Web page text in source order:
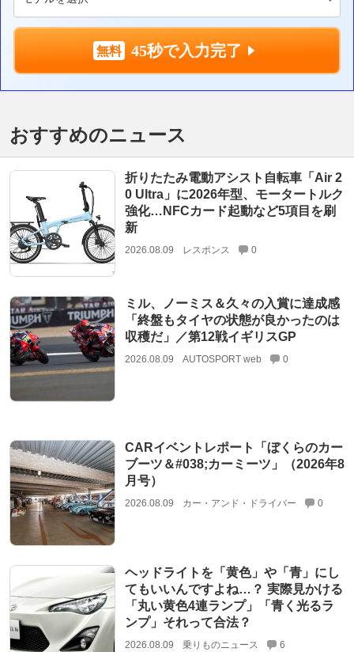
45秒で入力完了
おすすめのニュース
折りたたみ電動アシスト自転車「Air 2
0 Ultra」に2026年型、モータートルク
強化…NFCカード起動など5項目を刷
新
2026.08.09 レスポンス 0
ミル、ノーミス＆久々の入賞に達成感
「終盤もタイヤの状態が良かったのは
収穫だ」／第12戦イギリスGP
2026.08.09 AUTOSPORT web 0
CARイベントレポート「ぼくらのカー
ブーツ＆#038;カーミーツ」（2026年8
月号）
2026.08.09 カー・アンド・ドライバー 0
ヘッドライトを「黄色」や「青」にし
てもいいんですよね…？ 実際見かける
「丸い黄色4連ランプ」「青く光るラ
ンプ」それって合法？
2026.08.09 乗りものニュース 6